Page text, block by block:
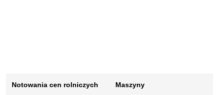
Notowania cen rolniczych
Maszyny